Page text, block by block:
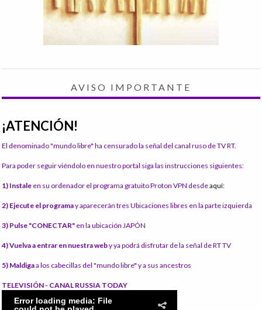
AVISO IMPORTANTE
¡ATENCIÓN!
El denominado "mundo libre" ha censurado la señal del canal ruso de TV RT.
Para poder seguir viéndolo en nuestro portal siga las instrucciones siguientes:
1) Instale en su ordenador el programa gratuito Proton VPN desdeaquí:
2) Ejecute el programay aparecerán tres Ubicaciones libres en la parte izquierda
3) Pulse "CONECTAR" en la ubicación JAPÓN
4) Vuelva a entrar en nuestra weby ya podrá disfrutar de la señal de RT TV
5) Maldigaa los cabecillas del "mundo libre" y a sus ancestros
TELEVISIÓN - CANAL RUSSIA TODAY